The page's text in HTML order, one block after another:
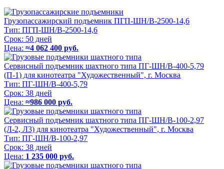
Грузопассажирский подъемник ПГП-ШН/В-2500-14,6
Тип: ПГП-ШН/В-2500-14,6
Срок: 50 дней
Цена: ≈4 062 400 руб.
Сервисный подъемник шахтного типа ПГ-ШН/В-400-5,79
(П-1) для кинотеатра "Художественный", г. Москва
Тип: ПГ-ШН/В-400-5,79
Срок: 38 дней
Цена: ≈986 000 руб.
Сервисный подъемник шахтного типа ПГ-ШН/В-100-2,97
(Л-2, Л3) для кинотеатра "Художественный", г. Москва
Тип: ПГ-ШН/В-100-2,97
Срок: 38 дней
Цена: 1 235 000 руб.